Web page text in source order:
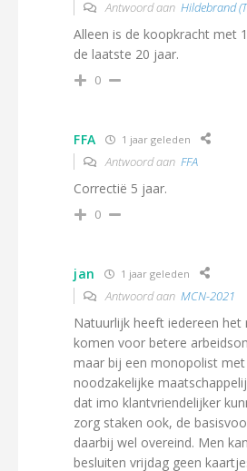
Antwoord aan Hildebrand
Alleen is de koopkracht met
de laatste 20 jaar.
0
FFA 1 jaar geleden
Antwoord aan FFA
Correctië 5 jaar.
0
jan 1 jaar geleden
Antwoord aan MCN-2021
Natuurlijk heeft iedereen
komen voor betere
maar bij een monopolist met
noodzakelijke
dat imo klantvriendelijker
zorg staken ook, de
daarbij wel overeind. Men
besluiten vrijdag geen